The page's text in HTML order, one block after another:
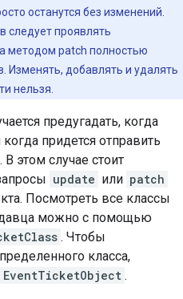
останутся без изменений.
следует проявлять
методом patch полностью
добавлять и удалять
нельзя.
предугадать, когда
придется отправить
. В этом случае стоит
update или patch
Посмотреть все классы
можно с помощью
. Чтобы
класса,
EventTicketObject .